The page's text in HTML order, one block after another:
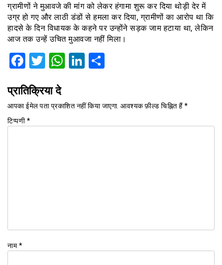
ग्रामीणों ने मुआवजे की मांग को लेकर हंगामा शुरू कर दिया थोड़ी देर में
उग्र हो गए और लाठी डंडों से हमला कर दिया, ग्रामीणों का आरोप था कि
हादसे के दिन विधायक के कहने पर उन्होंने सड़क जाम हटाया था, लेकिन
आज तक उन्हें उचित मुआवजा नहीं मिला।
Facebook
Twitter
WhatsApp
LinkedIn
प्रातिक्रिया दे
आपका ईमेल पता प्रकाशित नहीं किया जाएगा. आवश्यक फ़ील्ड चिह्नित हैं*
टिप्पणी*
नाम*